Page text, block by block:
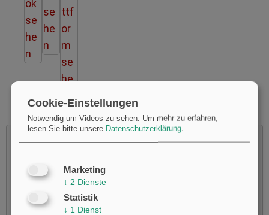
Möchten Sie vonYoutube
Cookie-Einstellungen
Notwendig um Videos zu sehen. Um mehr zu erfahren,
lesen Sie bitte unsere Datenschutzerklärung.
Marketing
↓ 2 Dienste
Statistik
↓ 1 Dienst